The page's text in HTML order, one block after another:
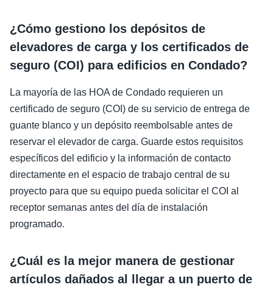
¿Cómo gestiono los depósitos de
elevadores de carga y los certificados de
seguro (COI) para edificios en Condado?
La mayoría de las HOA de Condado requieren un
certificado de seguro (COI) de su servicio de entrega de
guante blanco y un depósito reembolsable antes de
reservar el elevador de carga. Guarde estos requisitos
específicos del edificio y la información de contacto
directamente en el espacio de trabajo central de su
proyecto para que su equipo pueda solicitar el COI al
receptor semanas antes del día de instalación
programado.
¿Cuál es la mejor manera de gestionar
artículos dañados al llegar a un puerto de